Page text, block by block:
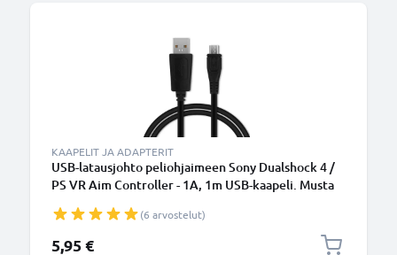
KAAPELIT JA ADAPTERIT
USB-latausjohto peliohjaimeen Sony Dualshock 4 /
PS VR Aim Controller - 1A, 1m USB-kaapeli. Musta
(6 arvostelut)
5,95 €